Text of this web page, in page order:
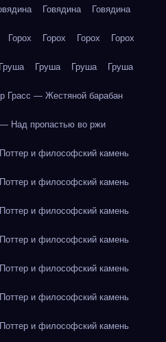
Говядина Говядина
Горох Горох Горох Горох
Груша Груша Груша Груша
Грасс — Жестяной барабан
Над пропастью во ржи
и философский камень
и философский камень
и философский камень
и философский камень
и философский камень
и философский камень
и философский камень